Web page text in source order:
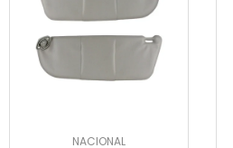
NACIONAL